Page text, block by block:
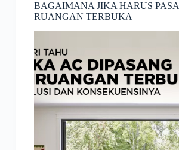
BAGAIMANA JIKA HARUS
RUANGAN TERBUKA